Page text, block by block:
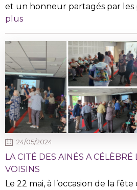
et un honneur partagés par les
plus
24/05/2024
LA CITÉ DES AINÉS A CÉLÈBRÉ
VOISINS
Le 22 mai, à l’occasion de la fête